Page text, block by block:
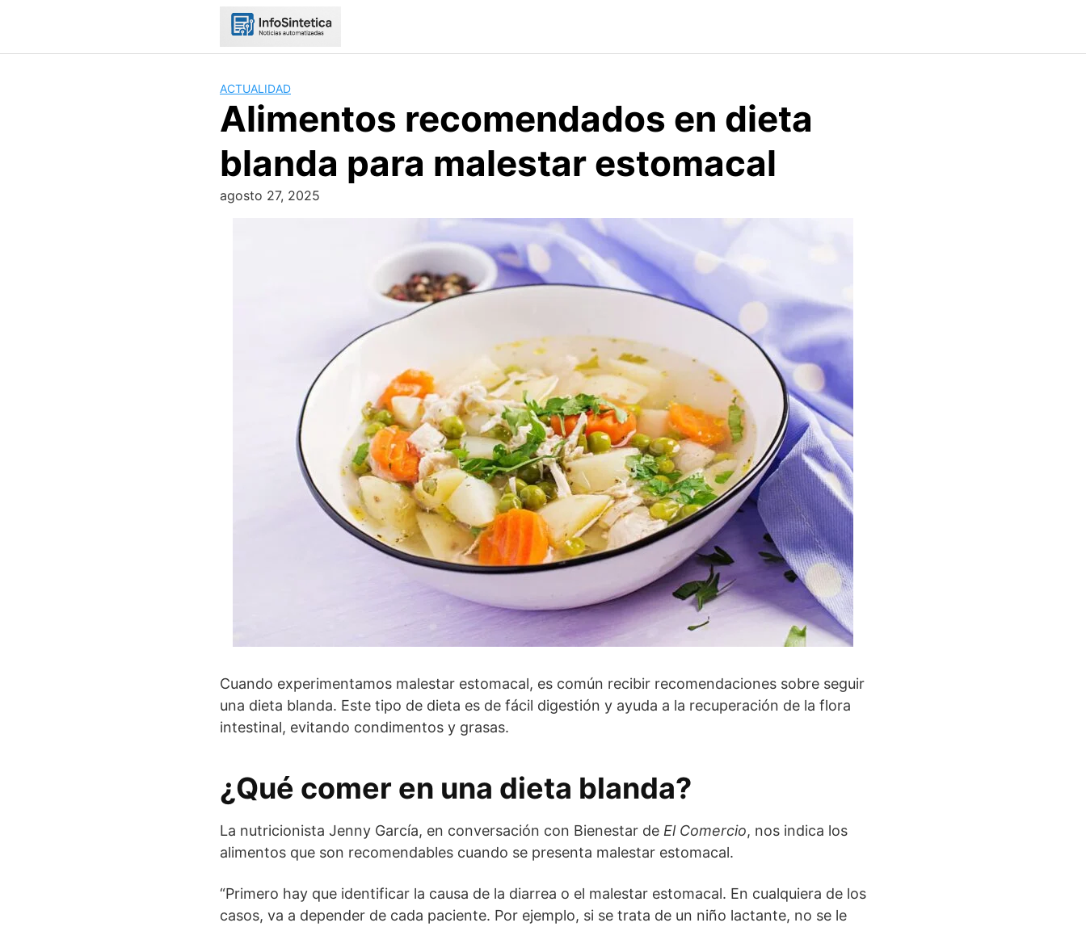
ACTUALIDAD
Alimentos recomendados en dieta
blanda para malestar estomacal
agosto 27, 2025
Cuando experimentamos malestar estomacal, es común recibir recomendaciones sobre seguir
una dieta blanda. Este tipo de dieta es de fácil digestión y ayuda a la recuperación de la flora
intestinal, evitando condimentos y grasas.
¿Qué comer en una dieta blanda?
La nutricionista Jenny García, en conversación con Bienestar de El Comercio, nos indica los
alimentos que son recomendables cuando se presenta malestar estomacal.
“Primero hay que identificar la causa de la diarrea o el malestar estomacal. En cualquiera de los
casos, va a depender de cada paciente. Por ejemplo, si se trata de un niño lactante, no se le